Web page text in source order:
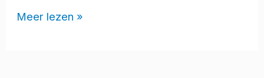
Meer lezen »